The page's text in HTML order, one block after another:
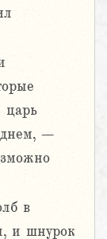
царь
–
в
и шнурок